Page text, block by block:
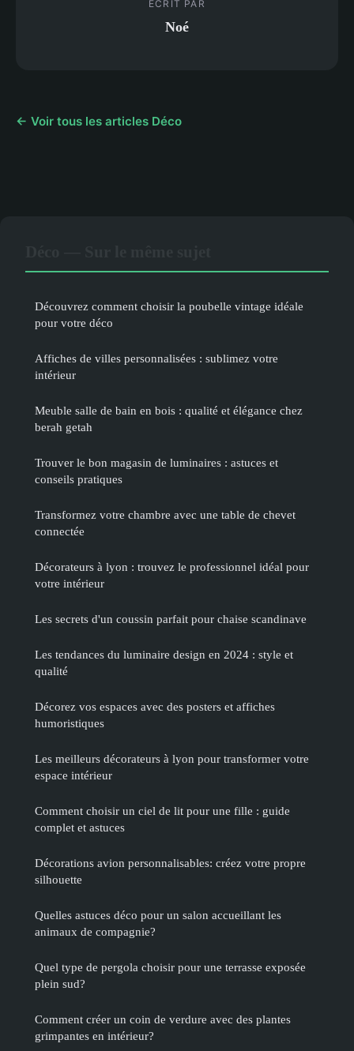
ECRIT PAR
Noé
← Voir tous les articles Déco
Découvrez comment choisir la poubelle vintage idéale
pour votre déco
Affiches de villes personnalisées : sublimez votre
intérieur
Meuble salle de bain en bois : qualité et élégance chez
berah getah
Trouver le bon magasin de luminaires : astuces et
conseils pratiques
Transformez votre chambre avec une table de chevet
connectée
Décorateurs à lyon : trouvez le professionnel idéal pour
votre intérieur
Les secrets d'un coussin parfait pour chaise scandinave
Les tendances du luminaire design en 2024 : style et
qualité
Décorez vos espaces avec des posters et affiches
humoristiques
Les meilleurs décorateurs à lyon pour transformer votre
espace intérieur
Comment choisir un ciel de lit pour une fille : guide
complet et astuces
Décorations avion personnalisables: créez votre propre
silhouette
Quelles astuces déco pour un salon accueillant les
animaux de compagnie?
Quel type de pergola choisir pour une terrasse exposée
plein sud?
Comment créer un coin de verdure avec des plantes
grimpantes en intérieur?